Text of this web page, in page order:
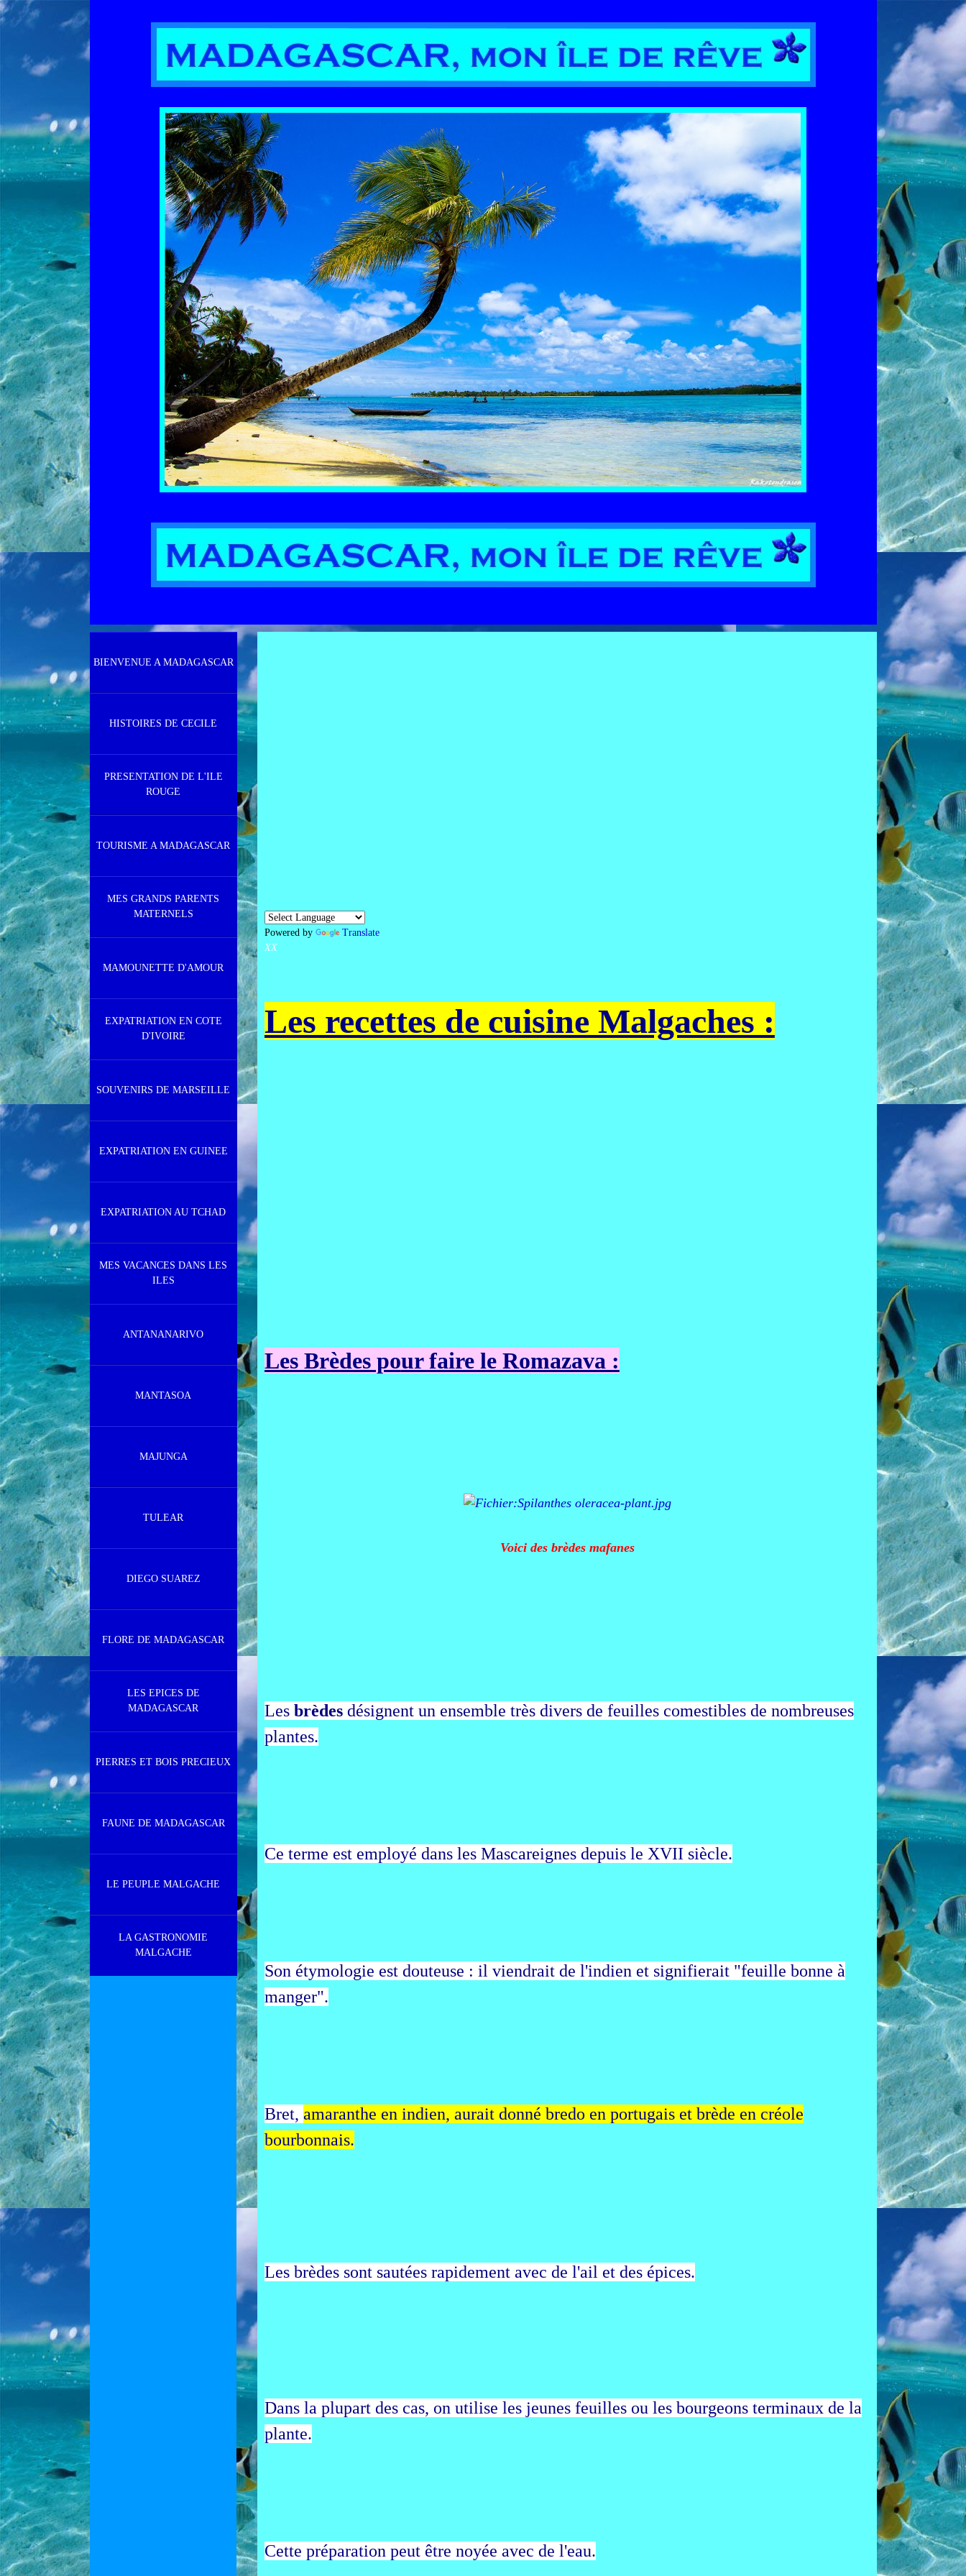
BIENVENUE A MADAGASCAR
HISTOIRES DE CECILE
PRESENTATION DE L'ILE
ROUGE
TOURISME A MADAGASCAR
MES GRANDS PARENTS
MATERNELS
MAMOUNETTE D'AMOUR
EXPATRIATION EN COTE
D'IVOIRE
SOUVENIRS DE MARSEILLE
EXPATRIATION EN GUINEE
EXPATRIATION AU TCHAD
MES VACANCES DANS LES
ILES
ANTANANARIVO
MANTASOA
MAJUNGA
TULEAR
DIEGO SUAREZ
FLORE DE MADAGASCAR
LES EPICES DE
MADAGASCAR
PIERRES ET BOIS PRECIEUX
FAUNE DE MADAGASCAR
LE PEUPLE MALGACHE
LA GASTRONOMIE
MALGACHE
Powered by
Translate
XX
Les recettes de cuisine Malgaches :
Les Brèdes pour faire le Romazava :
Voici des brèdes mafanes
Les brèdesdésignent un ensemble très divers de feuilles comestibles de nombreuses
plantes.
Ce terme est employé dans les Mascareignes depuis le XVII siècle.
Son étymologie est douteuse : il viendrait de l'indien et signifierait "feuille bonne à
manger".
Bret, amaranthe en indien, aurait donné bredo en portugais et brède en créole
bourbonnais.
Les brèdes sont sautées rapidement avec de l'ail et des épices.
Dans la plupart des cas, on utilise les jeunes feuilles ou les bourgeons terminaux de la
plante.
Cette préparation peut être noyée avec de l'eau.